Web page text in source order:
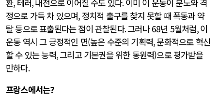
환, 테러,내전으로 이어질 수도 있다.이미 이 운동이 분노와 격
정으로 가득 차 있으며, 정치적 출구를 찾지 못할 때 폭동과 약
탈 등으로 표출된다는 점이 관찰된다.그러나68년 5월처럼,이
운동 역시 그 긍정적인 면(높은 수준의 기획력,문화적으로 혁신
할 수 있는 능력,그리고 기본권을 위한 동원력)으로 평가받을
만하다.
프랑스에서는?